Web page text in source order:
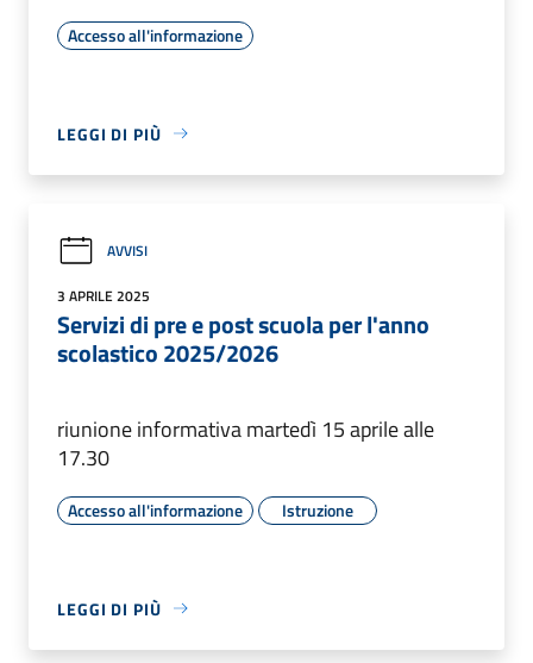
Accesso all'informazione
LEGGI DI PIÙ
AVVISI
3 APRILE 2025
Servizi di pre e post scuola per l'anno
scolastico 2025/2026
riunione informativa martedì 15 aprile alle
17.30
Accesso all'informazione Istruzione
LEGGI DI PIÙ